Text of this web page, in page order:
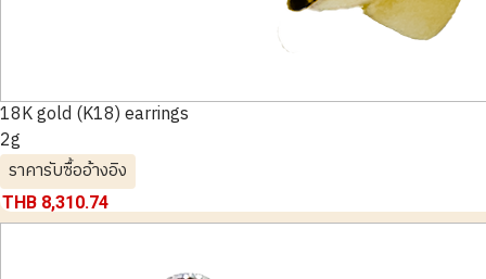
18K gold (K18) earrings
2g
ราคารับซื้ออ้างอิง
THB 8,310.74